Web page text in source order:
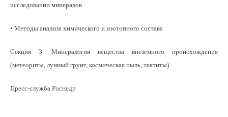
исследовании минералов
• Методы анализа химического и изотопного состава
Секция 3. Минералогия вещества внеземного происхождения
(метеориты, лунный грунт, космическая пыль, тектиты).
Пресс-служба Роснедр